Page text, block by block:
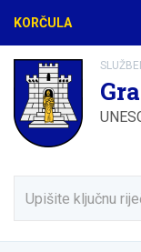
KORČULA